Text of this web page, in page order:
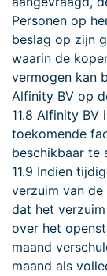
Personen op
beslag op zijn
waarin de
vermogen kan
Alfinity BV op
11.8 Alfinity
toekomende
beschikbaar te
11.9 Indien
verzuim van
dat het
over het
maand
maand als